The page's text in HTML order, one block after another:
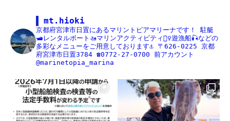
mt.hioki
京都府宮津市日置にあるマリントピアマリーナです！
駐艇
🛥レンタルボート🚤マリンアクティビティ🏄‍♀️遊漁船🎣などの
多彩なメニューをご用意しております⚓️ 〒626-0225 京都
府宮津市日置3784 ☎️0772-27-0700 前アカウント
@marinetopia_marina